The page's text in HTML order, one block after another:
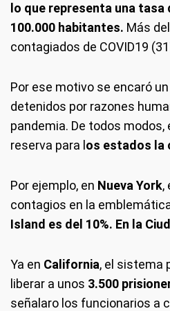
lo que representa una tasa
100.000 habitantes. Más
contagiados de COVID19
Por ese motivo se encaró
detenidos por razones
pandemia. De todos modos,
reserva para l os estados la
Por ejemplo, en Nueva York,
contagios en la
Island es del 10%. En la
Ya en California, el sistema
liberar a unos 3.500
señalaro los funcionarios a